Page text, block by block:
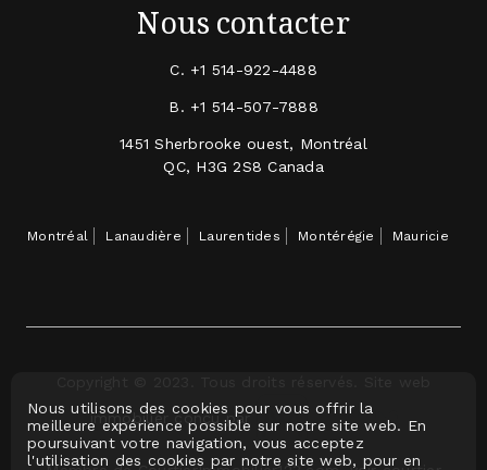
Nous contacter
C. +1 514-922-4488
B. +1 514-507-7888
1451 Sherbrooke ouest, Montréal
QC, H3G 2S8 Canada
Montréal Lanaudière Laurentides Montérégie Mauricie
immobilier conçu par
Nous utilisons des cookies pour vous offrir la
meilleure expérience possible sur notre site web. En
poursuivant votre navigation, vous acceptez
l'utilisation des cookies par notre site web, pour en